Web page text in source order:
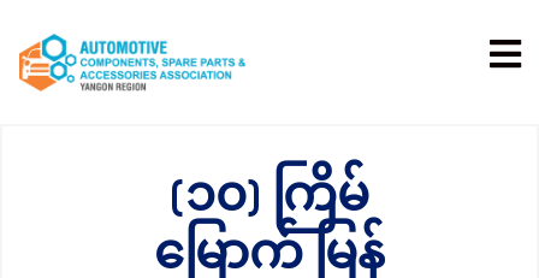
(၁၀) ကြိမ်
မြောက် မြန်